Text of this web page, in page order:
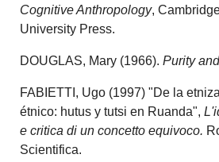
Cognitive Anthropology,
University Press.
DOUGLAS, Mary (1966).Purity
FABIETTI, Ugo (1997) "De la
étnico: hutus y tutsi en Ruanda",
e critica di un concetto equivoco.
Scientifica.